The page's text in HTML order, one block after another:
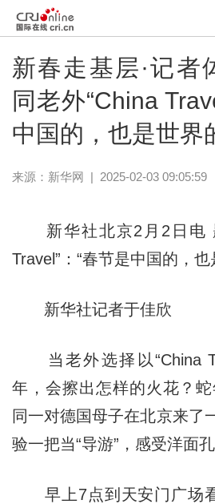
新春走基层·记者
同老外“China
中国的，也是世界
来源： 新华网 | 2025-02-03 09:05:59
新华社北京2月2日电
Travel”：“春节是中国的，也
新华社记者于佳欣
当老外选择以“China
年，会擦出怎样的火花？
同一对德国母子在北京来了
验一把当“导游”，感受洋面
早上7点到天安门广场